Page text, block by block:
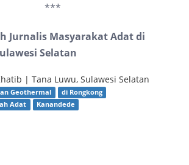
***
Jurnalis Masyarakat Adat di
Selatan
| Tana Luwu, Sulawesi Selatan
Geothermal
di Rongkong
Adat
Kanandede